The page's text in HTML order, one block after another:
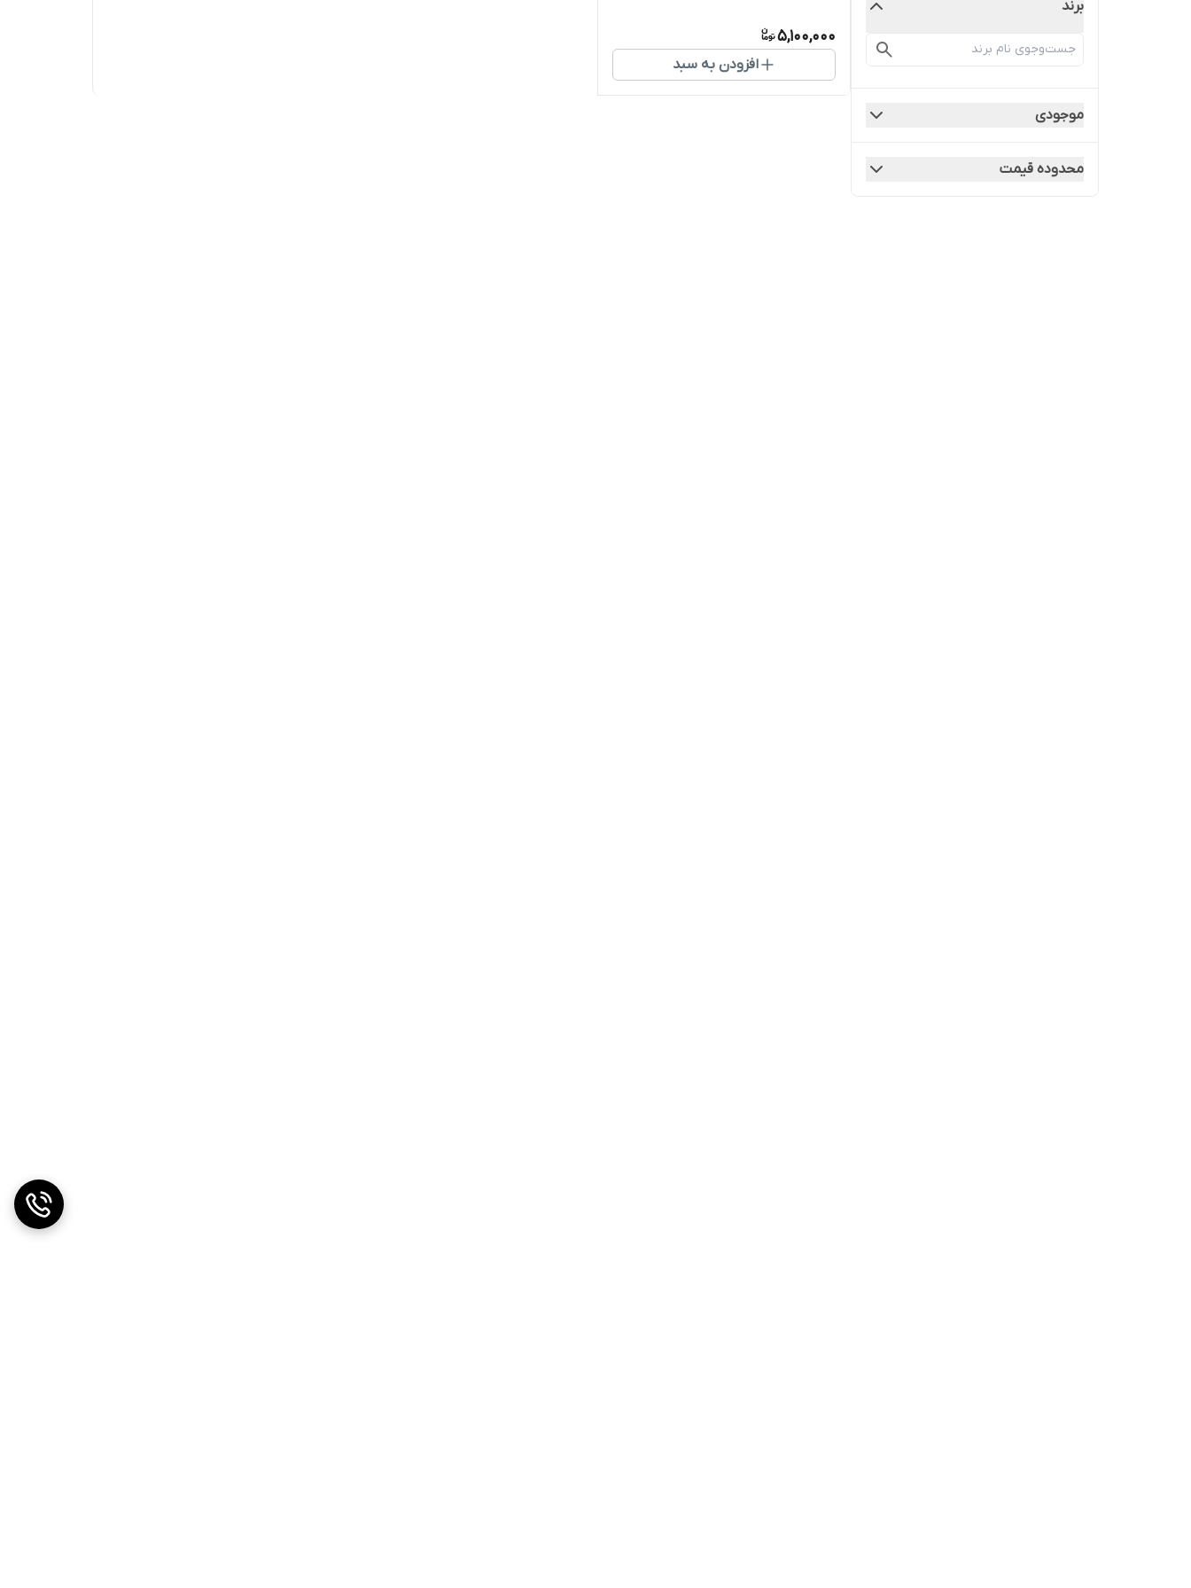
برند
موجودی
محدوده قیمت
5,100,000
افزودن به سبد